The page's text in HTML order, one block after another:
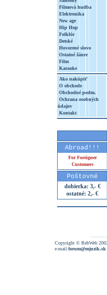
Filmová hudba
Elektronika
New age
Hip Hop
Folklór
Detské
Hovorené slovo
Ostatné žánre
Film
Karaoke
Ako nakúpiť
O obchode
Obchodné podm.
Ochrana osobných
údajov
Kontakt
Abroad!!!
For Foreigner
Customers
Poštovné
dobierka: 3,- €
ostatné: 2,- €
Copyright © RebWeb
e-mail:forum@mjuzik.sk